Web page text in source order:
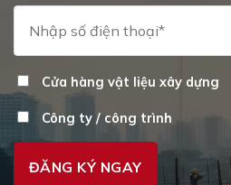
Cửa hàng vật liệu xây dựng
Công ty / công trình